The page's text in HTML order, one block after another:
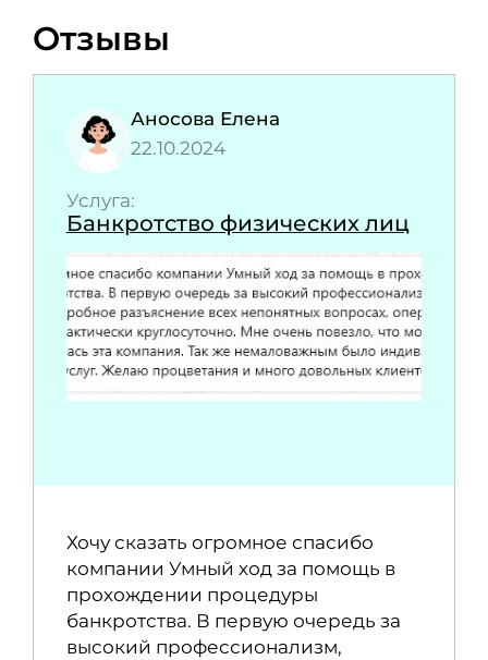
Отзывы
Аносова Елена
22.10.2024
Услуга:
Банкротство физических лиц
Хочу сказать огромное спасибо
компании Умный ход за помощь в
прохождении процедуры
банкротства. В первую очередь за
высокий профессионализм,